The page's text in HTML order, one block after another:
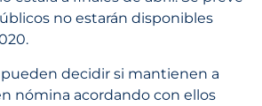
no estarán disponibles
decidir si mantienen a
nómina acordando con ellos